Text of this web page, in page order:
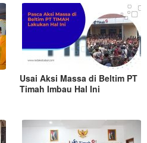
Usai Aksi Massa di Beltim PT
Timah Imbau Hal Ini